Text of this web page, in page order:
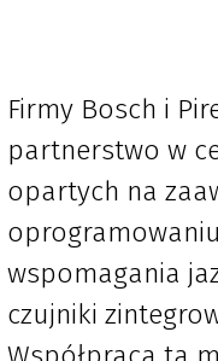
Firmy Bosch i
partnerstwo w
opartych na
wspomagania
czujniki